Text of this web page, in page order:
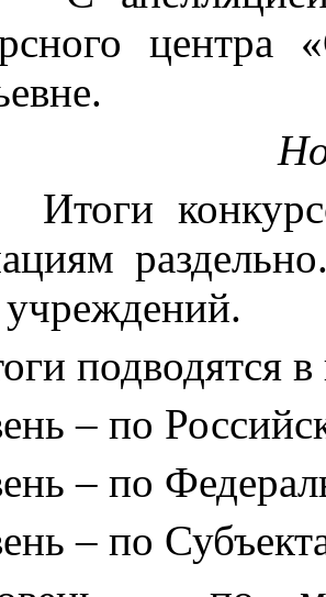
центра
Итоги
подводятся
– по
– по
– по